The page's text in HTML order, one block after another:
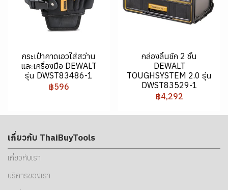
กระเป๋าคาดเอวใส่สว่าน
และเครื่องมือ DEWALT
รุ่น DWST83486-1
฿596
กล่องลิ้นชัก 2 ชั้น
DEWALT
TOUGHSYSTEM 2.0 รุ่น
DWST83529-1
฿4,292
เกี่ยวกับ ThaiBuyTools
เกี่ยวกับเรา
บริการของเรา